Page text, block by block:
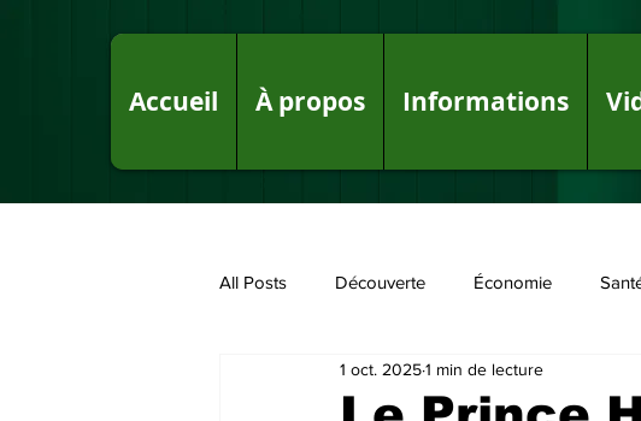
Accueil À propos Informations
All Posts Découverte Économie
Fake News sur le Royaume Politique
1 oct. 20251 min de lecture